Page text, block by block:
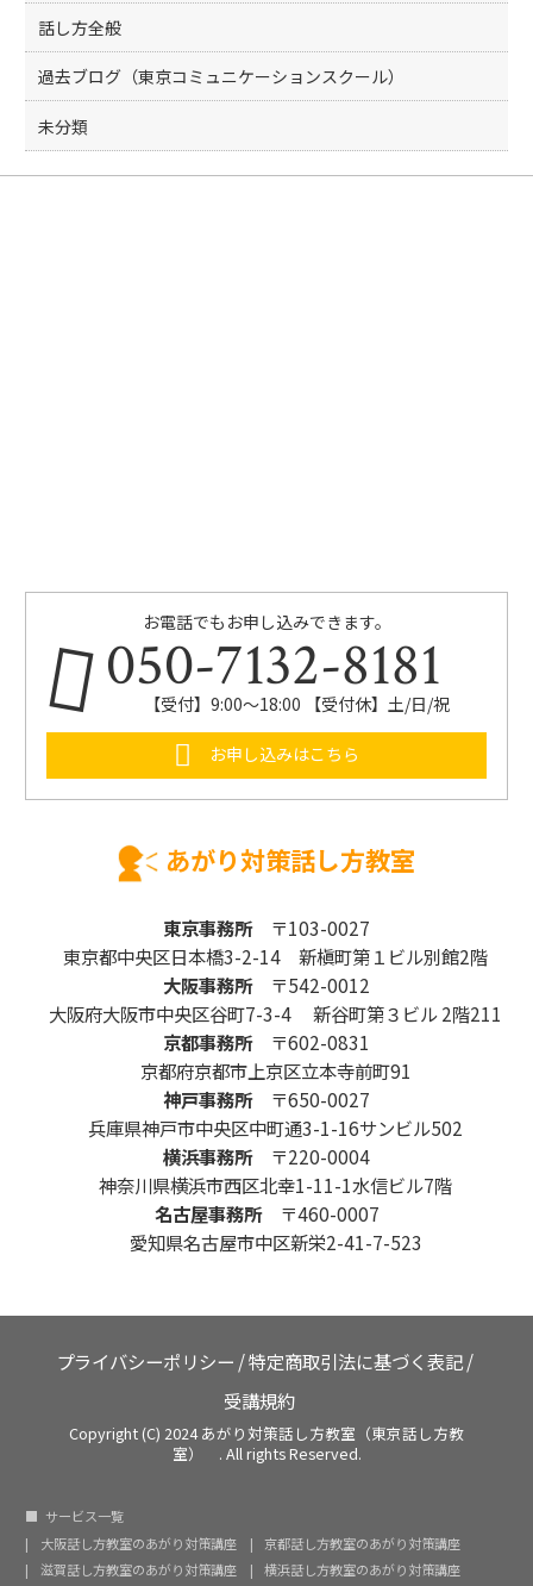
話し方全般
過去ブログ（東京コミュニケーションスクール）
未分類
お電話でもお申し込みできます。
050-7132-8181
【受付】9:00～18:00 【受付休】土/日/祝
お申し込みはこちら
あがり対策話し方教室
東京事務所〒103-0027
東京都中央区日本橋3-2-14 新槇町第１ビル別館2階
大阪事務所〒542-0012
大阪府大阪市中央区谷町7-3-4 新谷町第３ビル 2階211
京都事務所〒602-0831
京都府京都市上京区立本寺前町91
神戸事務所〒650-0027
兵庫県神戸市中央区中町通3-1-16サンビル502
横浜事務所〒220-0004
神奈川県横浜市西区北幸1-11-1水信ビル7階
名古屋事務所〒460-0007
愛知県名古屋市中区新栄2-41-7-523
プライバシーポリシー /特定商取引法に基づく表記/
受講規約
Copyright (C) 2024 あがり対策話し方教室（東京話し方教
室） . All rights Reserved.
サービス一覧
大阪話し方教室のあがり対策講座
京都話し方教室のあがり対策講座
滋賀話し方教室のあがり対策講座
横浜話し方教室のあがり対策講座